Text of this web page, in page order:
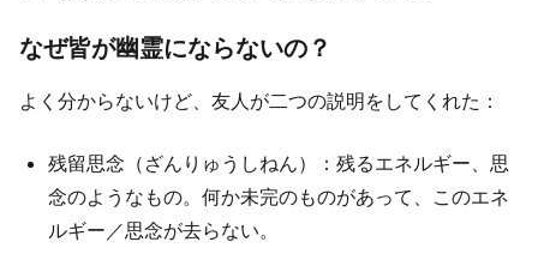
なぜ皆が幽霊にならないの？
よく分からないけど、友人が二つの説明をしてくれた：
残留思念（ざんりゅうしねん）：残るエネルギー、思
念のようなもの。何か未完のものがあって、このエネ
ルギー／思念が去らない。